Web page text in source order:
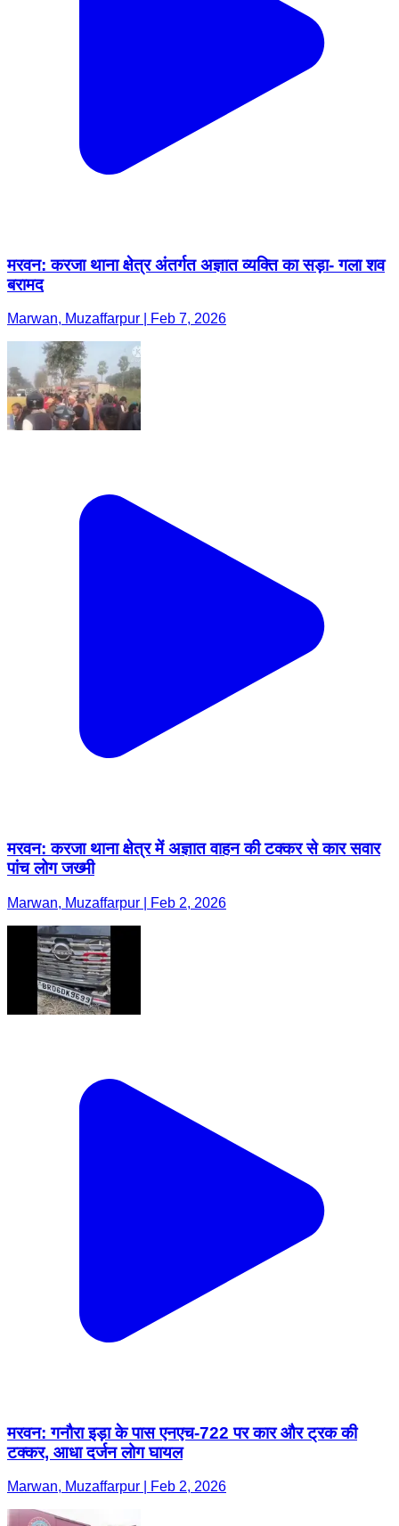
मरवन: करजा थाना क्षेत्र अंतर्गत अज्ञात व्यक्ति का सड़ा- गला शव
बरामद
Marwan, Muzaffarpur | Feb 7, 2026
मरवन: करजा थाना क्षेत्र में अज्ञात वाहन की टक्कर से कार सवार
पांच लोग जख्मी
Marwan, Muzaffarpur | Feb 2, 2026
मरवन: गनौरा इड़ा के पास एनएच-722 पर कार और ट्रक की
टक्कर, आधा दर्जन लोग घायल
Marwan, Muzaffarpur | Feb 2, 2026